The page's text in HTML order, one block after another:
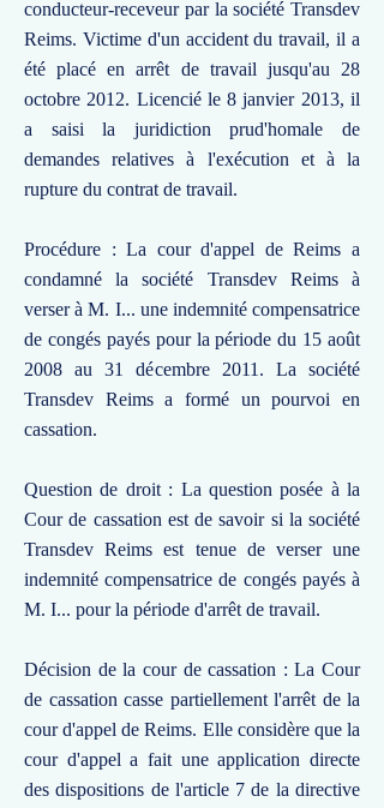
conducteur-receveur par la société Transdev
Reims. Victime d'un accident du travail, il a
été placé en arrêt de travail jusqu'au 28
octobre 2012. Licencié le 8 janvier 2013, il
a saisi la juridiction prud'homale de
demandes relatives à l'exécution et à la
rupture du contrat de travail.
Procédure : La cour d'appel de Reims a
condamné la société Transdev Reims à
verser à M. I... une indemnité compensatrice
de congés payés pour la période du 15 août
2008 au 31 décembre 2011. La société
Transdev Reims a formé un pourvoi en
cassation.
Question de droit : La question posée à la
Cour de cassation est de savoir si la société
Transdev Reims est tenue de verser une
indemnité compensatrice de congés payés à
M. I... pour la période d'arrêt de travail.
Décision de la cour de cassation : La Cour
de cassation casse partiellement l'arrêt de la
cour d'appel de Reims. Elle considère que la
cour d'appel a fait une application directe
des dispositions de l'article 7 de la directive